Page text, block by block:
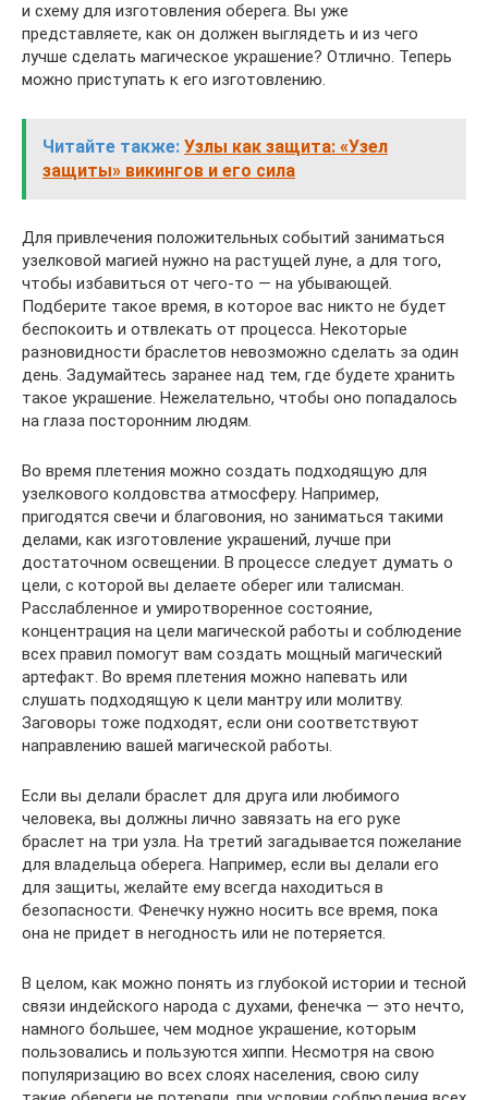
и схему для изготовления оберега. Вы уже
представляете, как он должен выглядеть и из чего
лучше сделать магическое украшение? Отлично. Теперь
можно приступать к его изготовлению.
Читайте также: Узлы как защита: «Узел
защиты» викингов и его сила
Для привлечения положительных событий заниматься
узелковой магией нужно на растущей луне, а для того,
чтобы избавиться от чего-то — на убывающей.
Подберите такое время, в которое вас никто не будет
беспокоить и отвлекать от процесса. Некоторые
разновидности браслетов невозможно сделать за один
день. Задумайтесь заранее над тем, где будете хранить
такое украшение. Нежелательно, чтобы оно попадалось
на глаза посторонним людям.
Во время плетения можно создать подходящую для
узелкового колдовства атмосферу. Например,
пригодятся свечи и благовония, но заниматься такими
делами, как изготовление украшений, лучше при
достаточном освещении. В процессе следует думать о
цели, с которой вы делаете оберег или талисман.
Расслабленное и умиротворенное состояние,
концентрация на цели магической работы и соблюдение
всех правил помогут вам создать мощный магический
артефакт. Во время плетения можно напевать или
слушать подходящую к цели мантру или молитву.
Заговоры тоже подходят, если они соответствуют
направлению вашей магической работы.
Если вы делали браслет для друга или любимого
человека, вы должны лично завязать на его руке
браслет на три узла. На третий загадывается пожелание
для владельца оберега. Например, если вы делали его
для защиты, желайте ему всегда находиться в
безопасности. Фенечку нужно носить все время, пока
она не придет в негодность или не потеряется.
В целом, как можно понять из глубокой истории и тесной
связи индейского народа с духами, фенечка — это нечто,
намного большее, чем модное украшение, которым
пользовались и пользуются хиппи. Несмотря на свою
популяризацию во всех слоях населения, свою силу